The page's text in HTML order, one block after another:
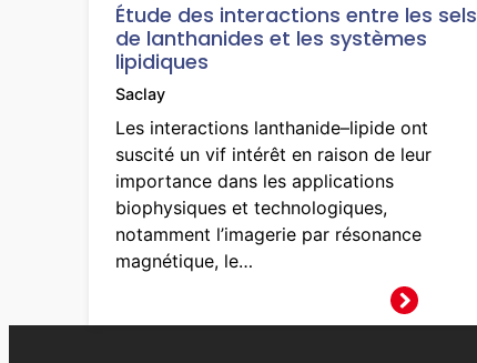
Étude des interactions entre les sels
de lanthanides et les systèmes
lipidiques
Saclay
Les interactions lanthanide–lipide ont
suscité un vif intérêt en raison de leur
importance dans les applications
biophysiques et technologiques,
notamment l’imagerie par résonance
magnétique, le…